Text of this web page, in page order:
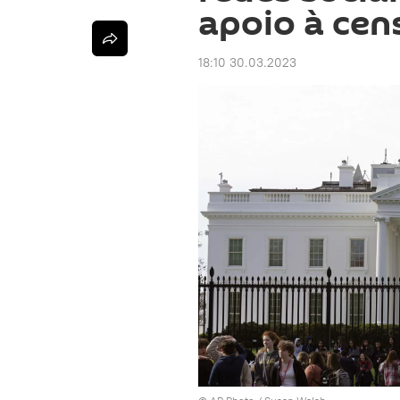
apoio à
18:10 30.03.2023